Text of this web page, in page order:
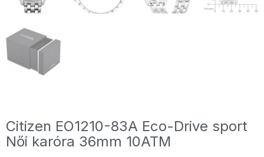
Citizen EO1210-83A Eco-Drive sport
Női karóra 36mm 10ATM